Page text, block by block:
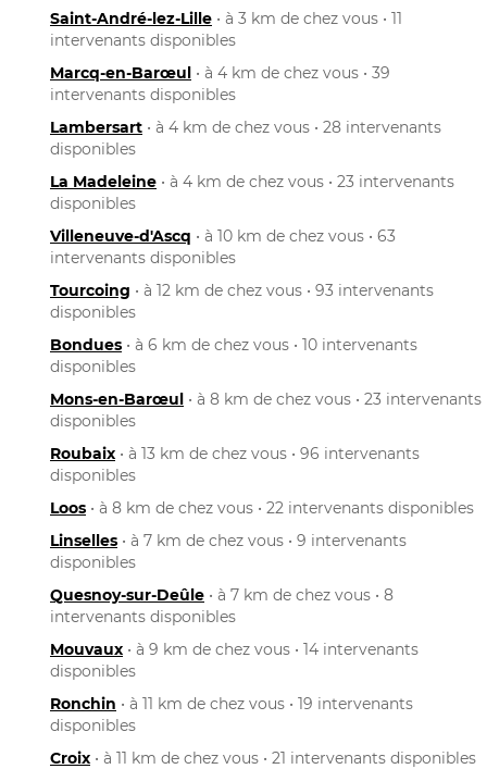
Saint-André-lez-Lille • à 3 km de chez vous • 11
intervenants disponibles
Marcq-en-Barœul • à 4 km de chez vous • 39
intervenants disponibles
Lambersart • à 4 km de chez vous • 28 intervenants
disponibles
La Madeleine • à 4 km de chez vous • 23 intervenants
disponibles
Villeneuve-d'Ascq • à 10 km de chez vous • 63
intervenants disponibles
Tourcoing • à 12 km de chez vous • 93 intervenants
disponibles
Bondues • à 6 km de chez vous • 10 intervenants
disponibles
Mons-en-Barœul • à 8 km de chez vous • 23 intervenants
disponibles
Roubaix • à 13 km de chez vous • 96 intervenants
disponibles
Loos • à 8 km de chez vous • 22 intervenants disponibles
Linselles • à 7 km de chez vous • 9 intervenants
disponibles
Quesnoy-sur-Deûle • à 7 km de chez vous • 8
intervenants disponibles
Mouvaux • à 9 km de chez vous • 14 intervenants
disponibles
Ronchin • à 11 km de chez vous • 19 intervenants
disponibles
Croix • à 11 km de chez vous • 21 intervenants disponibles